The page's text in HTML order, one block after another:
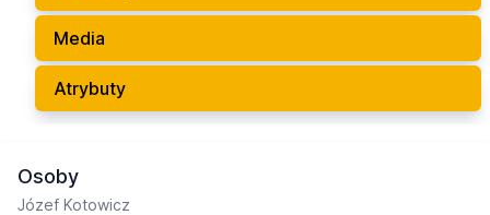
Media
Atrybuty
Osoby
Józef Kotowicz